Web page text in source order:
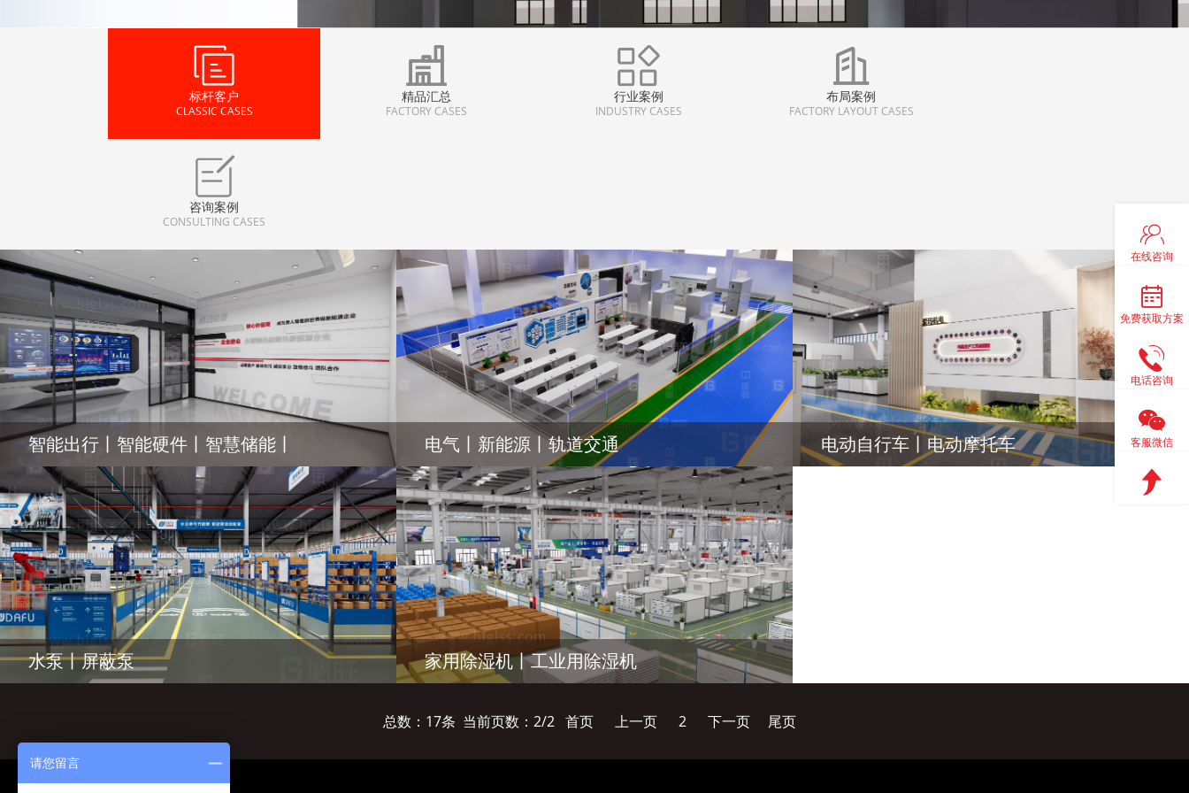
标杆客户
CLASSIC CASES
精品汇总
FACTORY CASES
行业案例
INDUSTRY CASES
布局案例
FACTORY LAYOUT CASES
咨询案例
CONSULTING CASES
智能出行丨智能硬件丨智慧储能丨 电气丨新能源丨轨道交通 电动自行车丨电动摩托车
水泵丨屏蔽泵 家用除湿机丨工业用除湿机
总数：17条 当前页数： 2/2 首页 上一页 2 下一页 尾页
在线咨询
免费获取方案
电话咨询
客服微信
请您留言